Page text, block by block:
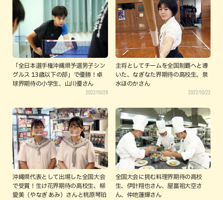
「全日本選手権沖縄県予選男子シン
グルス 13歳以下の部」で優勝！卓
球界期待の小学生、山川優さん
2022/10/29
主将としてチームを全国制覇へと導
いた、なぎなた界期待の高校生、泉
水ほのかさん
2022/10/22
沖縄県代表として出場した全国大会
で受賞！生け花界期待の高校生、柳
愛美（やなぎ あみ）さんと桃原琴珀
全国大会に挑む料理界期待の高校
生、伊計翔也さん、屋富祖大空さ
ん、仲地蓮輝さん